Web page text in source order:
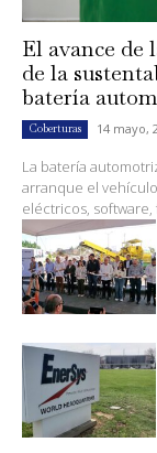
El avance de
de la
batería
Coberturas 14 mayo,
La batería
arranque el
eléctricos, software,